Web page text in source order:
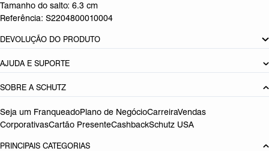
Tamanho do salto: 6.3 cm
Referência: S2204800010004
DEVOLUÇÃO DO PRODUTO
AJUDA E SUPORTE
SOBRE A SCHUTZ
Seja um FranqueadoPlano de NegócioCarreiraVendas
CorporativasCartão PresenteCashbackSchutz USA
PRINCIPAIS CATEGORIAS